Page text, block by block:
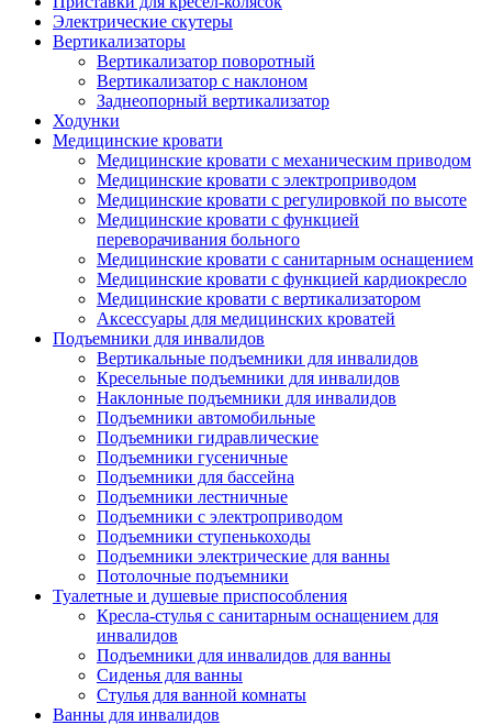
Электрические скутеры
Вертикализаторы
Вертикализатор поворотный
Вертикализатор с наклоном
Заднеопорный вертикализатор
Ходунки
Медицинские кровати
Медицинские кровати с механическим приводом
Медицинские кровати с электроприводом
Медицинские кровати с регулировкой по высоте
Медицинские кровати с функцией
переворачивания больного
Медицинские кровати с санитарным оснащением
Медицинские кровати с функцией кардиокресло
Медицинские кровати с вертикализатором
Аксессуары для медицинских кроватей
Подъемники для инвалидов
Вертикальные подъемники для инвалидов
Кресельные подъемники для инвалидов
Наклонные подъемники для инвалидов
Подъемники автомобильные
Подъемники гидравлические
Подъемники гусеничные
Подъемники для бассейна
Подъемники лестничные
Подъемники с электроприводом
Подъемники ступенькоходы
Подъемники электрические для ванны
Потолочные подъемники
Туалетные и душевые приспособления
Кресла-стулья с санитарным оснащением для
инвалидов
Подъемники для инвалидов для ванны
Сиденья для ванны
Стулья для ванной комнаты
Ванны для инвалидов